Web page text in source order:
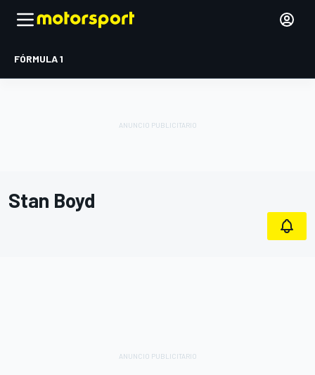
FÓRMULA 1
Stan Boyd